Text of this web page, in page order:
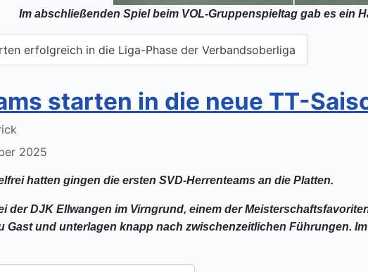
Im abschließenden Spiel beim VOL-Gruppenspieltag gab es ein
erfolgreich in die Liga-Phase der Verbandsoberliga
starten in die neue TT-
2025
hatten gingen die ersten SVD-Herrenteams an die Platten.
der DJK Ellwangen im Virngrund, einem der
Gast und unterlagen knapp nach zwischenzeitlichen Führungen.